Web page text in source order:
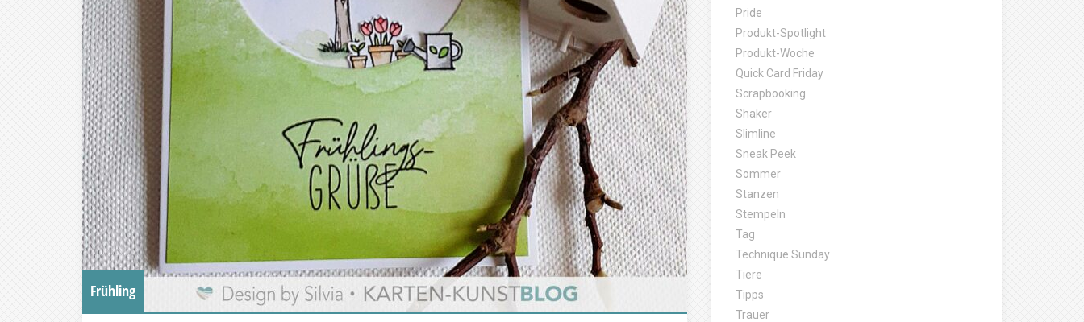
Frühling
Pride
Produkt-Spotlight
Produkt-Woche
Quick Card Friday
Scrapbooking
Shaker
Slimline
Sneak Peek
Sommer
Stanzen
Stempeln
Tag
Technique Sunday
Tiere
Tipps
Trauer